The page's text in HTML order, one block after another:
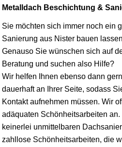
Metalldach Beschichtung &
Sie möchten sich immer noch ein
Sanierung aus Nister bauen
Genauso Sie wünschen sich auf
Beratung und suchen also Hilfe?
Wir helfen Ihnen ebenso dann
dauerhaft an Ihrer Seite, sodass
Kontakt aufnehmen müssen. Wir
adäquaten Schönheitsarbeiten
keinerlei unmittelbaren
zahllose Schönheitsarbeiten, die